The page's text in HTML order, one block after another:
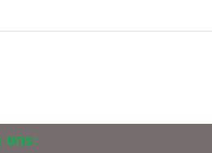
uns: